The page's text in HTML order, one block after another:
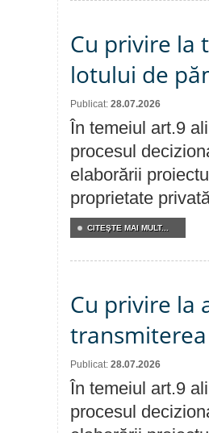
Cu privire la
lotului de
Publicat: 28.07.2026
În temeiul art.9
procesul
elaborării
proprietate
CITEŞTE MAI MULT...
Cu privire la
Publicat: 28.07.2026
În temeiul art.9
procesul